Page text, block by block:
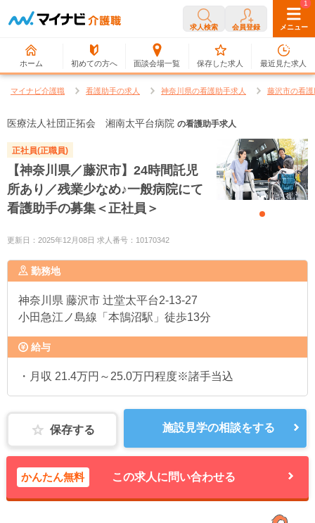
求人検索 会員登録 メニュー
ホーム 初めての方へ 面談会場一覧
0
保存した求人
1
最近見た求人
マイナビ介護職 看護助手の求人 神奈川県の看護助手求人 藤沢市の看
医療法人社団正拓会 湘南太平台病院 の看護助手求人
正社員(正職員)
【神奈川県／藤沢市】24時間託児
所あり／残業少なめ♪一般病院にて
看護助手の募集＜正社員＞
更新日：2025年12月08日 求人番号：10170342
勤務地
神奈川県 藤沢市 辻堂太平台2-13-27
小田急江ノ島線「本鵠沼駅」徒歩13分
給与
・月収 21.4万円～25.0万円程度※諸手当込
保存する 施設見学の相談をする
かんたん無料 この求人に問い合わせる